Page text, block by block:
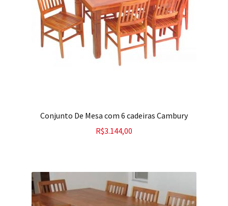
Conjunto De Mesa com 6 cadeiras Cambury
R$3.144,00